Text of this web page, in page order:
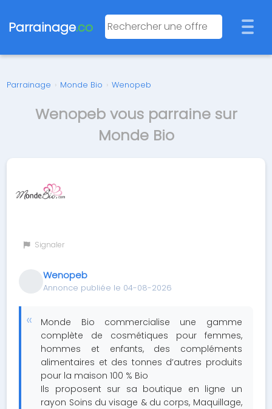
Parrainage.co
Parrainage › Monde Bio › Wenopeb
Wenopeb vous parraine sur
Monde Bio
Signaler
Wenopeb
Annonce publiée le 04-08-2026
Monde Bio commercialise une gamme
complète de cosmétiques pour femmes,
hommes et enfants, des compléments
alimentaires et des tonnes d’autres produits
pour la maison 100 % Bio
Ils proposent sur sa boutique en ligne un
rayon Soins du visage & du corps, Maquillage,